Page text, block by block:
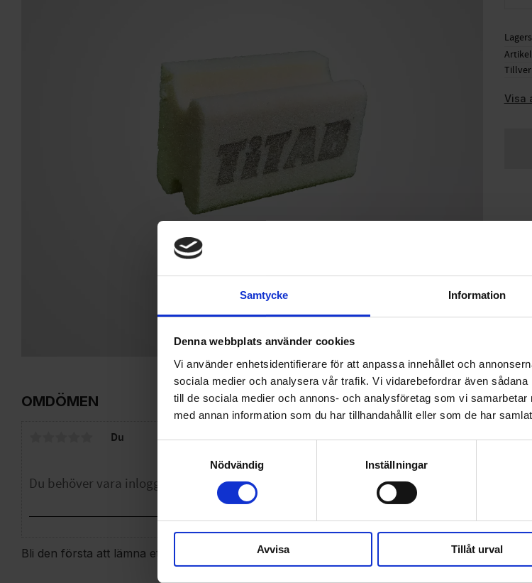
Samtycke Information
Denna webbplats använder cookies
Vi använder enhetsidentifierare för att anpassa innehållet och
sociala medier och analysera vår trafik. Vi vidarebefordrar även
till de sociala medier och annons- och analysföretag som vi
med annan information som du har tillhandahållit eller som de har
Nödvändig
Inställningar
Avvisa Tillåt urval
Visa
OMDÖMEN
Du
Bli den första att lämna ett omdöme.